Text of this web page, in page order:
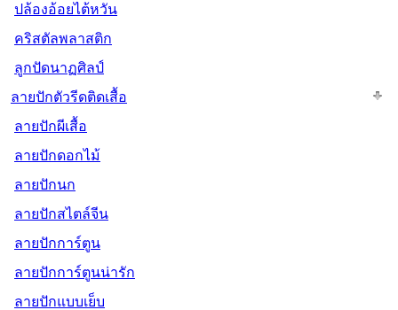
ปล้องอ้อยไต้หวัน
คริสตัลพลาสติก
ลูกปัดนาฏศิลป์
ลายปักตัวรีดติดเสื้อ
ลายปักผีเสื้อ
ลายปักดอกไม้
ลายปักนก
ลายปักสไตล์จีน
ลายปักการ์ตูน
ลายปักการ์ตูนน่ารัก
ลายปักแบบเย็บ